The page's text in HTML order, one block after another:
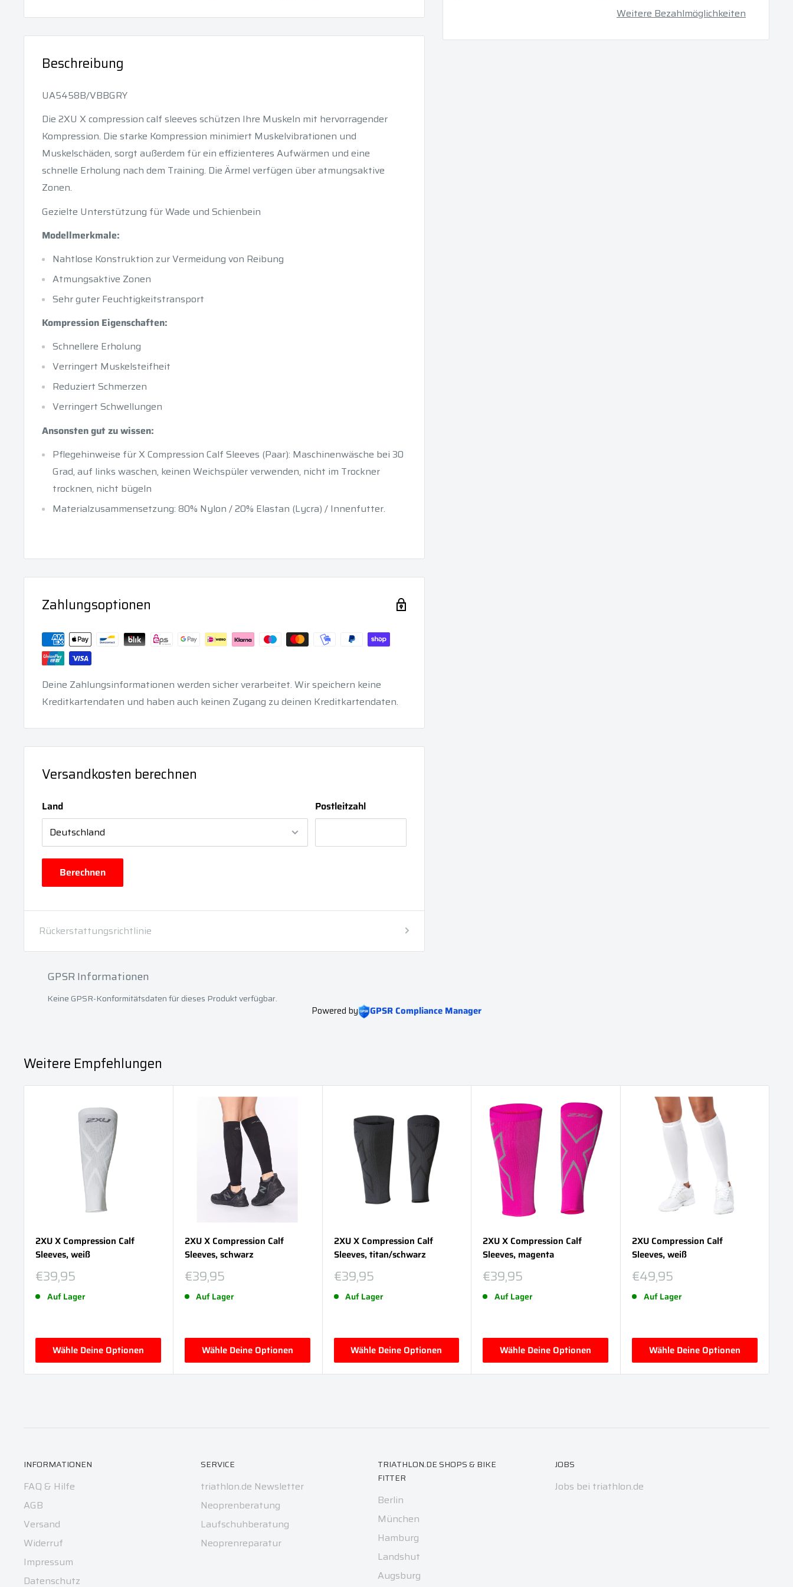
Weitere Bezahlmöglichkeiten
Beschreibung
UA5458B/VBBGRY
Die 2XU X compression calf sleeves schützen Ihre Muskeln mit hervorragender
Kompression. Die starke Kompression minimiert Muskelvibrationen und
Muskelschäden, sorgt außerdem für ein effizienteres Aufwärmen und eine
schnelle Erholung nach dem Training. Die Ärmel verfügen über atmungsaktive
Zonen.
Gezielte Unterstützung für Wade und Schienbein
Modellmerkmale:
Nahtlose Konstruktion zur Vermeidung von Reibung
Atmungsaktive Zonen
Sehr guter Feuchtigkeitstransport
Kompression Eigenschaften:
Schnellere Erholung
Verringert Muskelsteifheit
Reduziert Schmerzen
Verringert Schwellungen
Ansonsten gut zu wissen:
Pflegehinweise für X Compression Calf Sleeves (Paar): Maschinenwäsche bei 30
Grad, auf links waschen, keinen Weichspüler verwenden, nicht im Trockner
trocknen, nicht bügeln
Materialzusammensetzung: 80% Nylon / 20% Elastan (Lycra) / Innenfutter.
Zahlungsoptionen
Deine Zahlungsinformationen werden sicher verarbeitet. Wir speichern keine
Kreditkartendaten und haben auch keinen Zugang zu deinen Kreditkartendaten.
Versandkosten berechnen
Land Postleitzahl
Berechnen
Rückerstattungsrichtlinie
GPSR Informationen
Keine GPSR-Konformitätsdaten für dieses Produkt verfügbar.
Powered by GPSR Compliance Manager
Weitere Empfehlungen
2XU X Compression Calf
Sleeves, weiß
Sonderpreis
€39,95
Auf Lager
Wähle Deine Optionen
2XU X Compression Calf
Sleeves, schwarz
Sonderpreis
€39,95
Auf Lager
Wähle Deine Optionen
2XU X Compression Calf
Sleeves, titan/schwarz
Sonderpreis
€39,95
Auf Lager
Wähle Deine Optionen
2XU X Compression Calf
Sleeves, magenta
Sonderpreis
€39,95
Auf Lager
Wähle Deine Optionen
2XU Compression Calf
Sleeves, weiß
Sonderpreis
€49,95
Auf Lager
Wähle Deine Optionen
INFORMATIONEN
FAQ & Hilfe
AGB
Versand
Widerruf
Impressum
Datenschutz
SERVICE
triathlon.de Newsletter
Neoprenberatung
Laufschuhberatung
Neoprenreparatur
TRIATHLON.DE SHOPS & BIKE
FITTER
Berlin
München
Hamburg
Landshut
Augsburg
JOBS
Jobs bei triathlon.de